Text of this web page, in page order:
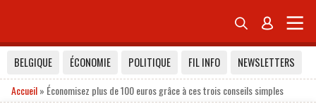
 
BELGIQUE ÉCONOMIE POLITIQUE FIL INFO
NEWSLETTERS
Accueil» Économisez plus de 100 euros grâce à ces trois conseils simples